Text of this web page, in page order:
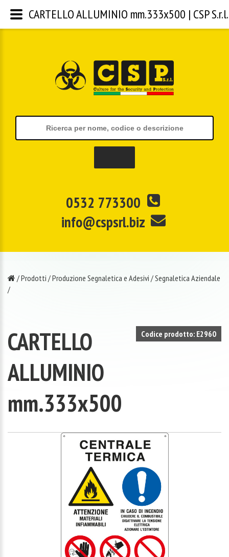
0532 773300
info@cspsrl.biz
/Prodotti /Produzione Segnaletica e Adesivi /Segnaletica Aziendale
/
Codice prodotto: E2960
CARTELLO
ALLUMINIO
mm.333x500
CARTELLO ALLUMINIO mm.333x500 | CSP S.r.l.